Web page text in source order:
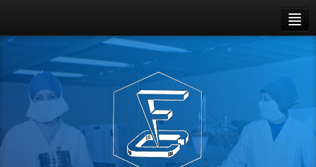
Перфторан
Фторэмульсия III
Патенты
Публикации